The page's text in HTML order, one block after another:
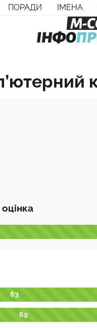
ПОРАДИ ІМЕНА
63
69